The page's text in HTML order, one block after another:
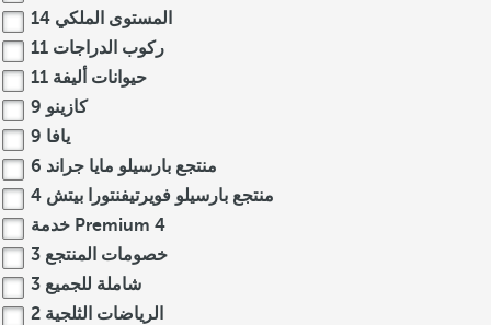
المستوى الملكي 14
ركوب الدراجات 11
حيوانات أليفة 11
كازينو 9
يافا 9
منتجع بارسيلو مايا جراند 6
منتجع بارسيلو فويرتيفنتورا بيتش 4
خدمة Premium 4
خصومات المنتجع 3
شاملة للجميع 3
الرياضات الثلجية 2